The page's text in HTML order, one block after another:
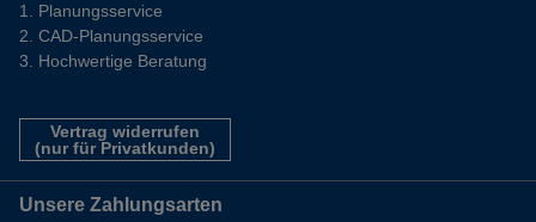
Planungsservice
CAD-Planungsservice
Hochwertige Beratung
Vertrag widerrufen
(nur für Privatkunden)
Unsere Zahlungsarten